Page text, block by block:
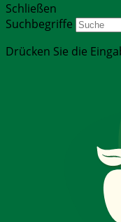
Schließen
Suchbegriffe
Drücken Sie die